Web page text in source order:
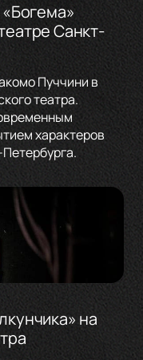
Санкт-
Пуччини в
театра.
характеров
на